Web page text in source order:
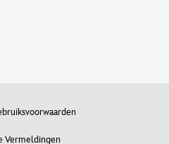
Vermeldingen